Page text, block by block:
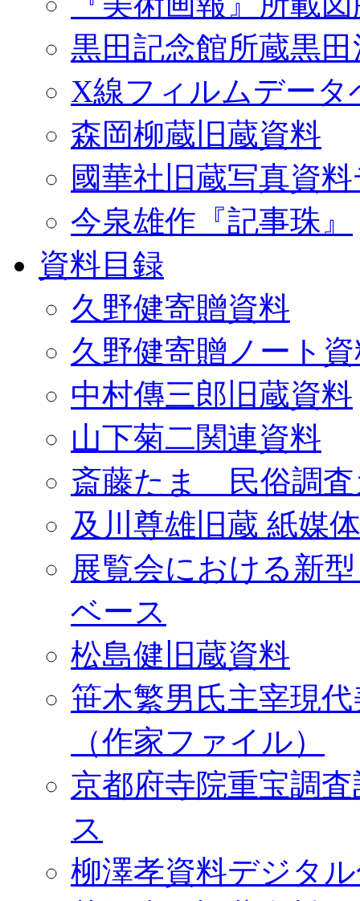
黒田記念館所蔵黒
X線フィルムデータ
森岡柳蔵旧蔵資料
國華社旧蔵写真資
今泉雄作『記事珠』
資料目録
久野健寄贈資料
久野健寄贈ノート
中村傳三郎旧蔵資料
山下菊二関連資料
斎藤たま 民俗調査
及川尊雄旧蔵 紙媒
展覧会における新
ベース
松島健旧蔵資料
笹木繁男氏主宰現
（作家ファイル）
京都府寺院重宝調
ス
柳澤孝資料デジタ